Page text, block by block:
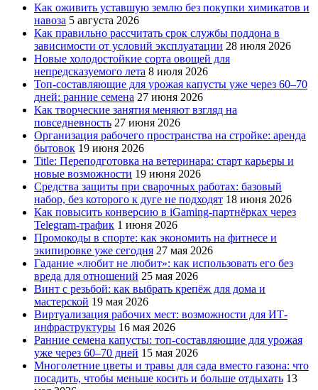
Как оживить уставшую землю без покупки химикатов и
навоза 5 августа 2026
Как правильно рассчитать срок службы поддона в
зависимости от условий эксплуатации 28 июля 2026
Новые холодостойкие сорта овощей для
непредсказуемого лета 8 июля 2026
Топ-составляющие для урожая капусты уже через 60–70
дней: ранние семена 27 июня 2026
Как творческие занятия меняют взгляд на
повседневность 27 июня 2026
Организация рабочего пространства на стройке: аренда
бытовок 19 июня 2026
Title: Переподготовка на ветеринара: старт карьеры и
новые возможности 19 июня 2026
Средства защиты при сварочных работах: базовый
набор, без которого к дуге не подходят 18 июня 2026
Как повысить конверсию в iGaming-партнёрках через
Telegram-трафик 1 июня 2026
Промокоды в спорте: как экономить на фитнесе и
экипировке уже сегодня 27 мая 2026
Гадание «любит не любит»: как использовать его без
вреда для отношений 25 мая 2026
Винт с резьбой: как выбрать крепёж для дома и
мастерской 19 мая 2026
Виртуализация рабочих мест: возможности для ИТ-
инфраструктуры 16 мая 2026
Ранние семена капусты: топ‑составляющие для урожая
уже через 60–70 дней 15 мая 2026
Многолетние цветы и травы для сада вместо газона: что
посадить, чтобы меньше косить и больше отдыхать 13